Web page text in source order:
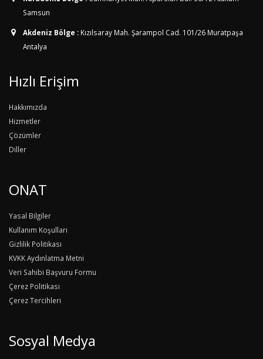
Samsun
Akdeniz Bölge : Kızılsaray Mah. Şarampol Cad. 101/26 Muratpaşa
Antalya
Hızlı Erişim
Hakkımızda
Hizmetler
Çözümler
Diller
ONAT
Yasal Bilgiler
Kullanım Koşulları
Gizlilik Politikası
KVKK Aydınlatma Metni
Veri Sahibi Başvuru Formu
Çerez Politikası
Çerez Tercihleri
Sosyal Medya